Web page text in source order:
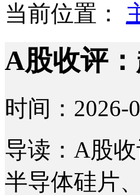
当前位置：
A股收评
时间：2026-
导读：A股
半导体硅片